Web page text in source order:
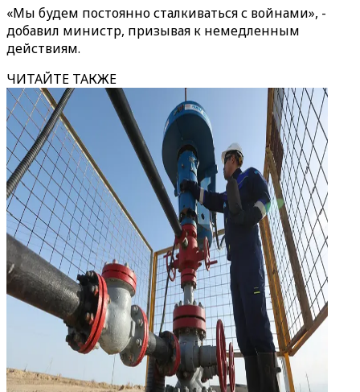
«Мы будем постоянно сталкиваться с войнами», -
добавил министр, призывая к немедленным
действиям.
ЧИТАЙТЕ ТАКЖЕ